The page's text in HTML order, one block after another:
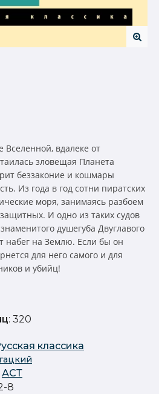
Вселенной, вдалеке от
зловещая Планета
беззаконие и кошмары
Из года в год сотни пиратских
моря, занимаясь разбоем
И одно из таких судов
душегуба Двуглавого
на Землю. Если бы он
для него самого и для
и убийц!
: 320
классика
АСТ
8